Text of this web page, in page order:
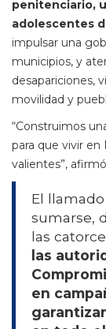
penitenciario,
adolescentes
impulsar una
municipios, y
desapariciones,
movilidad y
“Construimos
para que vivir en
valientes”,
El llamado
sumarse,
las
las
en